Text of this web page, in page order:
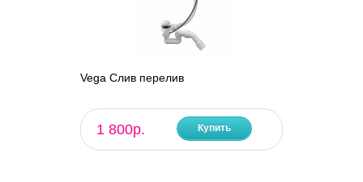
Vega Слив перелив
1 800р. Купить